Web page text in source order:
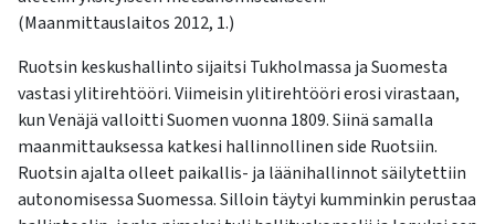
(Maanmittauslaitos 2012, 1.)
Ruotsin keskushallinto sijaitsi Tukholmassa ja Suomesta
vastasi ylitirehtööri. Viimeisin ylitirehtööri erosi virastaan,
kun Venäjä valloitti Suomen vuonna 1809. Siinä samalla
maanmittauksessa katkesi hallinnollinen side Ruotsiin.
Ruotsin ajalta olleet paikallis- ja läänihallinnot säilytettiin
autonomisessa Suomessa. Silloin täytyi kumminkin perustaa